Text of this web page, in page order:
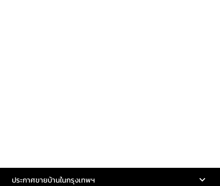
ประกาศขายบ้านในกรุงเทพฯ